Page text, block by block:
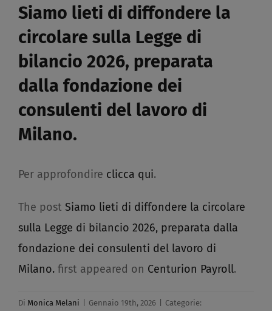
Siamo lieti di diffondere la
circolare sulla Legge di
bilancio 2026, preparata
dalla fondazione dei
consulenti del lavoro di
Milano.​
Per approfondire clicca qui.
The post Siamo lieti di diffondere la circolare
sulla Legge di bilancio 2026, preparata dalla
fondazione dei consulenti del lavoro di
Milano. first appeared on Centurion Payroll.
Di Monica Melani Gennaio 19th, 2026
Categorie: